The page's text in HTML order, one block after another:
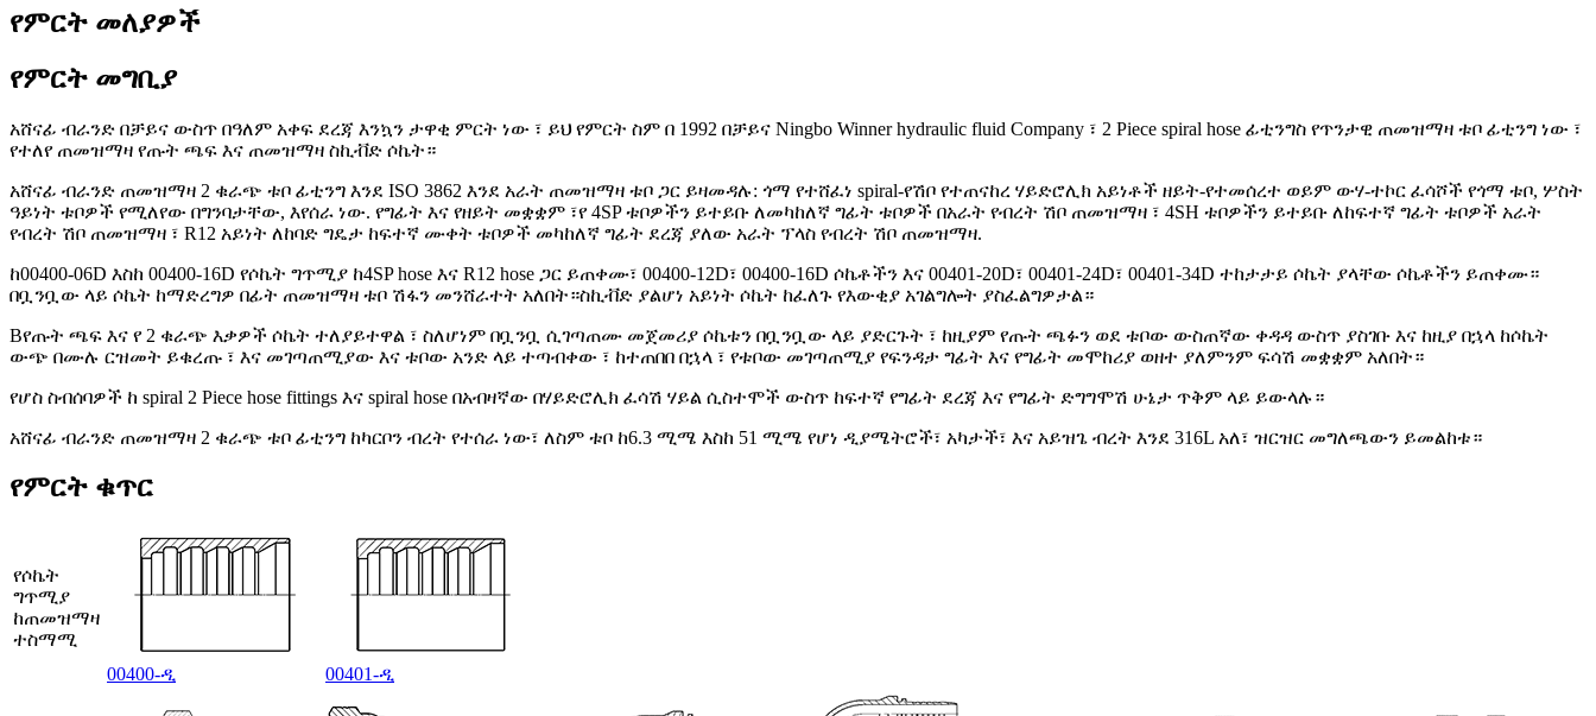
የምርት መለያዎች
የምርት መግቢያ
አሸናፊ ብራንድ በቻይና ውስጥ በዓለም አቀፍ ደረጃ እንኳን ታዋቂ ምርት ነው ፣ ይህ የምርት ስም በ 1992 በቻይና Ningbo Winner hydraulic fluid Company ፣ 2 Piece spiral hose ፊቲንግስ የጥንታዊ ጠመዝማዛ ቱቦ ፊቲንግ ነው ፣
የተለየ ጠመዝማዛ የጡት ጫፍ እና ጠመዝማዛ ስኪቭድ ሶኬት።
አሸናፊ ብራንድ ጠመዝማዛ 2 ቁራጭ ቱቦ ፊቲንግ እንደ ISO 3862 እንደ አራት ጠመዝማዛ ቱቦ ጋር ይዛመዳሉ: ጎማ የተሸፈነ spiral-የሽቦ የተጠናከረ ሃይድሮሊክ አይነቶች ዘይት-የተመሰረተ ወይም ውሃ-ተኮር ፈሳሾች የጎማ ቱቦ, ሦስት
ዓይነት ቱቦዎች የሚለየው በግንባታቸው, እየሰራ ነው. የግፊት እና የዘይት መቋቋም ፣የ 4SP ቱቦዎችን ይተይቡ ለመካከለኛ ግፊት ቱቦዎች በአራት የብረት ሽቦ ጠመዝማዛ ፣ 4SH ቱቦዎችን ይተይቡ ለከፍተኛ ግፊት ቱቦዎች አራት
የብረት ሽቦ ጠመዝማዛ ፣ R12 አይነት ለከባድ ግዴታ ከፍተኛ ሙቀት ቱቦዎች መካከለኛ ግፊት ደረጃ ያለው አራት ፕላስ የብረት ሽቦ ጠመዝማዛ.
ከ00400-06D እስከ 00400-16D የሶኬት ግጥሚያ ከ4SP hose እና R12 hose ጋር ይጠቀሙ፣ 00400-12D፣ 00400-16D ሶኬቶችን እና 00401-20D፣ 00401-24D፣ 00401-34D ተከታታይ ሶኬት ያላቸው ሶኬቶችን ይጠቀሙ።
በቧንቧው ላይ ሶኬት ከማድረግዎ በፊት ጠመዝማዛ ቱቦ ሽፋን መንሸራተት አለበት።ስኪቭድ ያልሆነ አይነት ሶኬት ከፈለጉ የእውቂያ አገልግሎት ያስፈልግዎታል።
Bየጡት ጫፍ እና የ 2 ቁራጭ እቃዎች ሶኬት ተለያይተዋል ፣ ስለሆነም በቧንቧ ሲገጣጠሙ መጀመሪያ ሶኬቱን በቧንቧው ላይ ያድርጉት ፣ ከዚያም የጡት ጫፉን ወደ ቱቦው ውስጠኛው ቀዳዳ ውስጥ ያስገቡ እና ከዚያ በኋላ ከሶኬት
ውጭ በሙሉ ርዝመት ይቁረጡ ፣ እና መገጣጠሚያው እና ቱቦው አንድ ላይ ተጣብቀው ፣ ከተጠበበ በኋላ ፣ የቱቦው መገጣጠሚያ የፍንዳታ ግፊት እና የግፊት መሞከሪያ ወዘተ ያለምንም ፍሳሽ መቋቋም አለበት።
የሆስ ስብሰባዎች ከ spiral 2 Piece hose fittings እና spiral hose በአብዛኛው በሃይድሮሊክ ፈሳሽ ሃይል ሲስተሞች ውስጥ ከፍተኛ የግፊት ደረጃ እና የግፊት ድግግሞሽ ሁኔታ ጥቅም ላይ ይውላሉ።
አሸናፊ ብራንድ ጠመዝማዛ 2 ቁራጭ ቱቦ ፊቲንግ ከካርቦን ብረት የተሰራ ነው፣ ለስም ቱቦ ከ6.3 ሚሜ እስከ 51 ሚሜ የሆነ ዲያሜትሮች፣ አካታች፣ እና አይዝጌ ብረት እንደ 316L አለ፣ ዝርዝር መግለጫውን ይመልከቱ።
የምርት ቁጥር
የሶኬት
ግጥሚያ
ከጠመዝማዛ
ተስማሚ
00400-ዲ
00401-ዲ